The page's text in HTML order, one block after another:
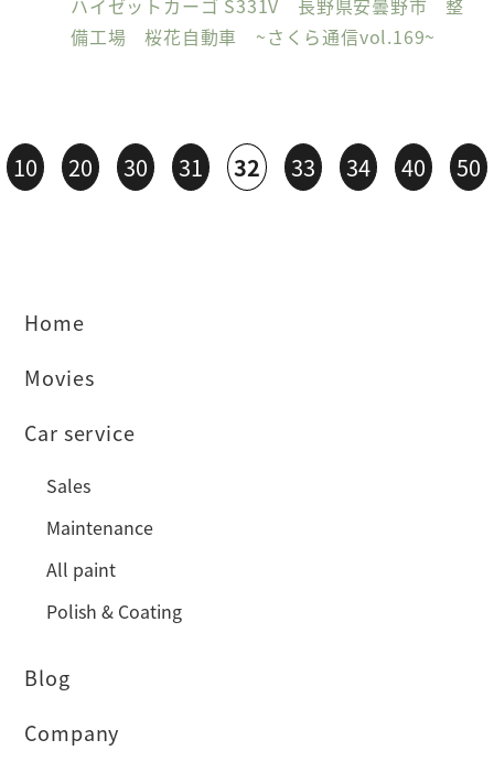
ハイゼットカーゴ S331V 長野県安曇野市 整
備工場 桜花自動車 ~さくら通信vol.169~
10 20 30 31 32 33 34 40 50
Home
Movies
Car service
Sales
Maintenance
All paint
Polish & Coating
Blog
Company